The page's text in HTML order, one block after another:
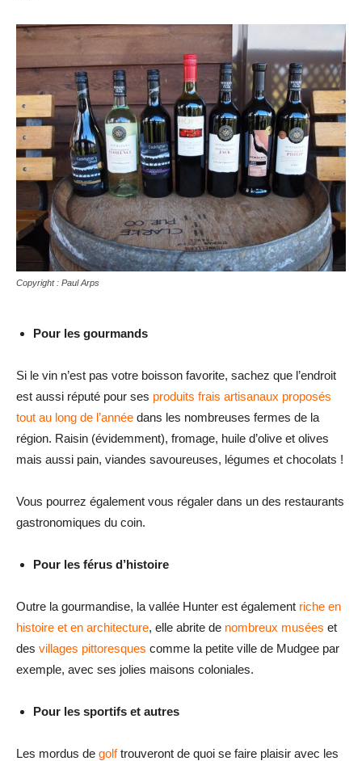
Copyright : Paul Arps
Pour les gourmands
Si le vin n’est pas votre boisson favorite, sachez que l’endroit
est aussi réputé pour ses produits frais artisanaux proposés
tout au long de l’année dans les nombreuses fermes de la
région. Raisin (évidemment), fromage, huile d’olive et olives
mais aussi pain, viandes savoureuses, légumes et chocolats !
Vous pourrez également vous régaler dans un des restaurants
gastronomiques du coin.
Pour les férus d’histoire
Outre la gourmandise, la vallée Hunter est également riche en
histoire et en architecture, elle abrite de nombreux musées et
des villages pittoresques comme la petite ville de Mudgee par
exemple, avec ses jolies maisons coloniales.
Pour les sportifs et autres
Les mordus de golftrouveront de quoi se faire plaisir avec les